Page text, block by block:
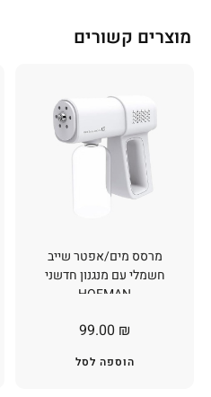
מוצרים קשורים
מרסס מים/אפטר שייב
חשמלי עם מנגנון חדשני
HOFMAN
99.00 ₪
הוספה לסל